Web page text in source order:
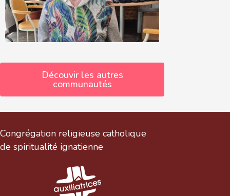
Découvir les autres
communautés
Congrégation religieuse catholique
de spiritualité ignatienne